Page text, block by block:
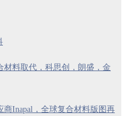
材料取代，科思创，朗盛，金
Inapal，全球复合材料版图再